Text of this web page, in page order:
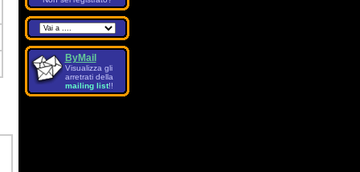
ByMail
Visualizza gli
arretrati della
mailing list!!